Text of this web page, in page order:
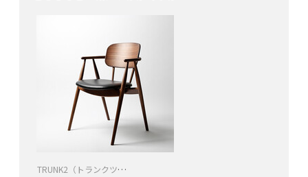
TRUNK2（トランクツー）ダイニングチェア DC2（ウォールナット）